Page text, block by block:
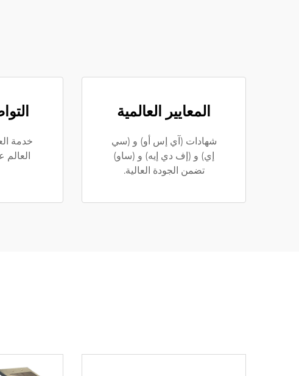
المعايير العالمية
شهادات (آي إس أو) و (سي
إي) و (إف دي إيه) و (ساو)
تضمن الجودة العالية.
خدمة
العالم